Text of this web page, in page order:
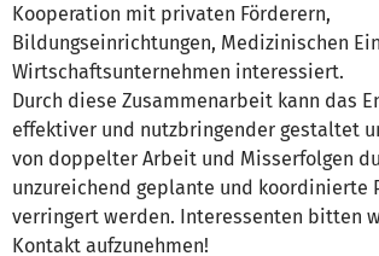
Kooperation mit privaten Förderern,
Bildungseinrichtungen, Medizinischen
Wirtschaftsunternehmen interessiert.
Durch diese Zusammenarbeit kann das
effektiver und nutzbringender gestaltet
von doppelter Arbeit und Misserfolgen
unzureichend geplante und koordinierte
verringert werden. Interessenten bitten
Kontakt aufzunehmen!